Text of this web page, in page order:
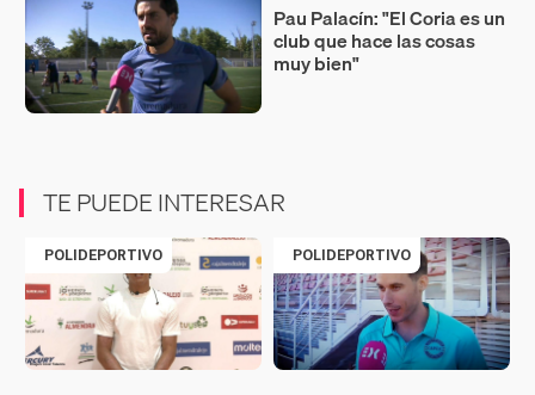
Pau Palacín: "El Coria es un
club que hace las cosas
muy bien"
TE PUEDE INTERESAR
POLIDEPORTIVO POLIDEPORTIVO